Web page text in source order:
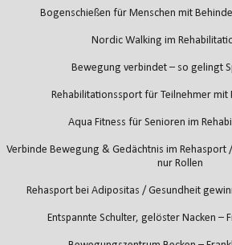
Bogenschießen für Menschen mit
Nordic Walking im
Bewegung verbindet – so gelingt
Rehabilitationssport für Teilnehmer mit
Aqua Fitness für Senioren im
Verbinde Bewegung & Gedächtnis im Rehasport
nur Rollen
Rehasport bei Adipositas / Gesundheit
Entspannte Schulter, gelöster Nacken –